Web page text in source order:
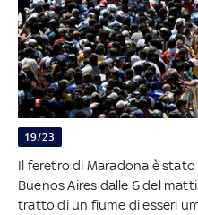
19/23
Il feretro di Maradona è stato
Buenos Aires dalle 6 del
tratto di un fiume di esseri